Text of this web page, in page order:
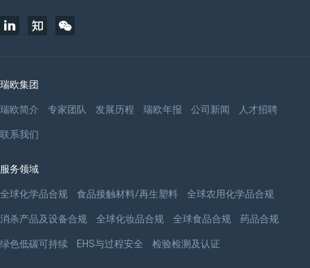
瑞欧集团
瑞欧简介 专家团队 发展历程 瑞欧年报 公司新闻 人才招聘
联系我们
服务领域
全球化学品合规 食品接触材料/再生塑料 全球农用化学品合规
消杀产品及设备合规 全球化妆品合规 全球食品合规 药品合规
绿色低碳可持续 EHS与过程安全 检验检测及认证